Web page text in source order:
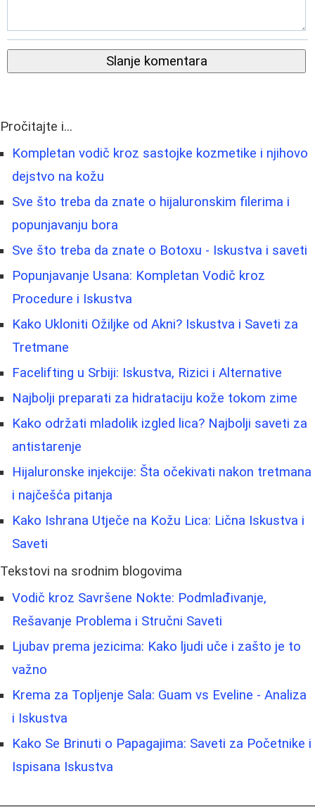
Slanje komentara
Pročitajte i...
Kompletan vodič kroz sastojke kozmetike i njihovo
dejstvo na kožu
Sve što treba da znate o hijaluronskim filerima i
popunjavanju bora
Sve što treba da znate o Botoxu - Iskustva i saveti
Popunjavanje Usana: Kompletan Vodič kroz
Procedure i Iskustva
Kako Ukloniti Ožiljke od Akni? Iskustva i Saveti za
Tretmane
Facelifting u Srbiji: Iskustva, Rizici i Alternative
Najbolji preparati za hidrataciju kože tokom zime
Kako održati mladolik izgled lica? Najbolji saveti za
antistarenje
Hijaluronske injekcije: Šta očekivati nakon tretmana
i najčešća pitanja
Kako Ishrana Utječe na Kožu Lica: Lična Iskustva i
Saveti
Tekstovi na srodnim blogovima
Vodič kroz Savršene Nokte: Podmlađivanje,
Rešavanje Problema i Stručni Saveti
Ljubav prema jezicima: Kako ljudi uče i zašto je to
važno
Krema za Topljenje Sala: Guam vs Eveline - Analiza
i Iskustva
Kako Se Brinuti o Papagajima: Saveti za Početnike i
Ispisana Iskustva